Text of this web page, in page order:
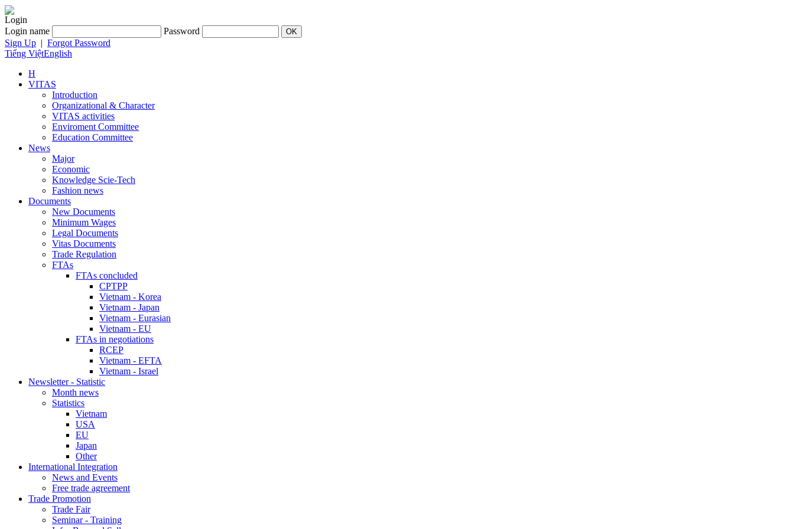
Login
Login name
Password
Sign Up | Forgot Password
Tiếng ViệtEnglish
H
VITAS
Introduction
Organizational & Character
VITAS activities
Enviroment Committee
Education Committee
News
Major
Economic
Knowledge Scie-Tech
Fashion news
Documents
New Documents
Minimum Wages
Legal Documents
Vitas Documents
Trade Regulation
FTAs
FTAs concluded
CPTPP
Vietnam - Korea
Vietnam - Japan
Vietnam - Eurasian
Vietnam - EU
FTAs in negotiations
RCEP
Vietnam - EFTA
Vietnam - Israel
Newsletter - Statistic
Month news
Statistics
Vietnam
USA
EU
Japan
Other
International Integration
News and Events
Free trade agreement
Trade Promotion
Trade Fair
Seminar - Training